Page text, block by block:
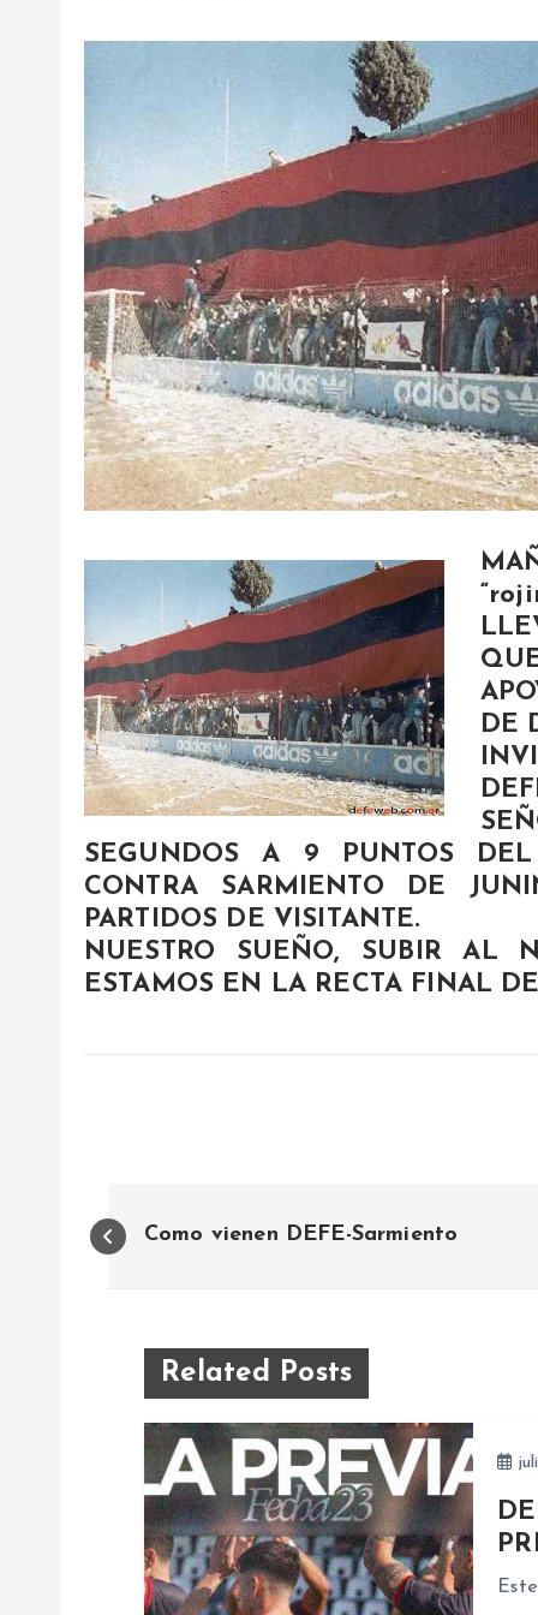
DE
SEGUNDOS A 9 PUNTOS
CONTRA SARMIENTO DE
PARTIDOS DE VISITANTE.
NUESTRO SUEÑO, SUBIR AL
ESTAMOS EN LA RECTA FINAL
N
Como vienen DEFE-Sarmiento
Related Posts